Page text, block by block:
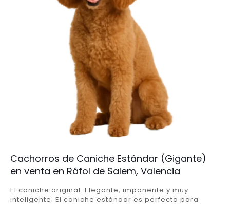
Cachorros de Caniche Estándar (Gigante)
en venta en Ráfol de Salem, Valencia
El caniche original. Elegante, imponente y muy
inteligente. El caniche estándar es perfecto para